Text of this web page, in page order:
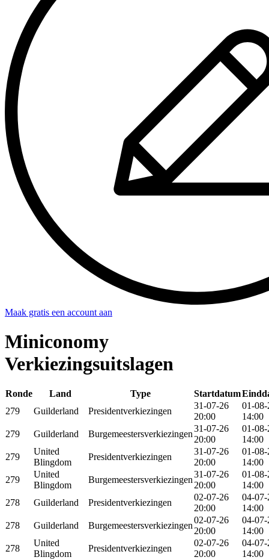
Maak gratis een account aan
Miniconomy
Verkiezingsuitslagen
Ronde Land Type Startdatum
279
Guilderland Presidentverkiezingen
31-07-26
20:00
01-08-
14:00
279
Guilderland Burgemeestersverkiezingen
31-07-26
20:00
01-08-
14:00
279
United
Blingdom
Presidentverkiezingen
31-07-26
20:00
01-08-
14:00
279
United
Blingdom
Burgemeestersverkiezingen
31-07-26
20:00
01-08-
14:00
278
Guilderland Presidentverkiezingen
02-07-26
20:00
04-07-
14:00
278
Guilderland Burgemeestersverkiezingen
02-07-26
20:00
04-07-
14:00
278
United
Blingdom
Presidentverkiezingen
02-07-26
20:00
04-07-
14:00